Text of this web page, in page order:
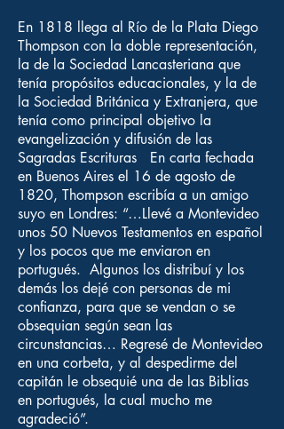
En 1818 llega al Río de la Plata Diego
Thompson con la doble representación,
la de la Sociedad Lancasteriana que
tenía propósitos educacionales, y la de
la Sociedad Británica y Extranjera, que
tenía como principal objetivo la
evangelización y difusión de las
Sagradas Escrituras En carta fechada
en Buenos Aires el 16 de agosto de
1820, Thompson escribía a un amigo
suyo en Londres: “…Llevé a Montevideo
unos 50 Nuevos Testamentos en español
y los pocos que me enviaron en
portugués. Algunos los distribuí y los
demás los dejé con personas de mi
confianza, para que se vendan o se
obsequian según sean las
circunstancias… Regresé de Montevideo
en una corbeta, y al despedirme del
capitán le obsequié una de las Biblias
en portugués, la cual mucho me
agradeció”.